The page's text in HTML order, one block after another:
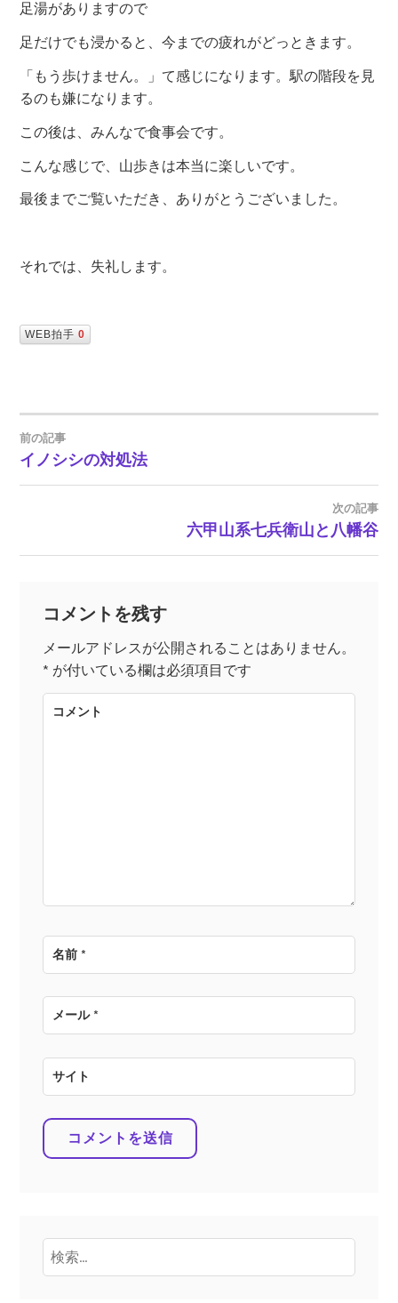
足湯がありますので
足だけでも浸かると、今までの疲れがどっときます。
「もう歩けません。」て感じになります。駅の階段を見
るのも嫌になります。
この後は、みんなで食事会です。
こんな感じで、山歩きは本当に楽しいです。
最後までご覧いただき、ありがとうございました。
それでは、失礼します。
WEB拍手0
投
ナ
ビ
ゲ
ー
前の記事
イノシシの対処法
次の記事
六甲山系七兵衛山と八幡谷
コメントを残す
メールアドレスが公開されることはありません。
* が付いている欄は必須項目です
コメント
名前*
メール*
サイト
検
索: